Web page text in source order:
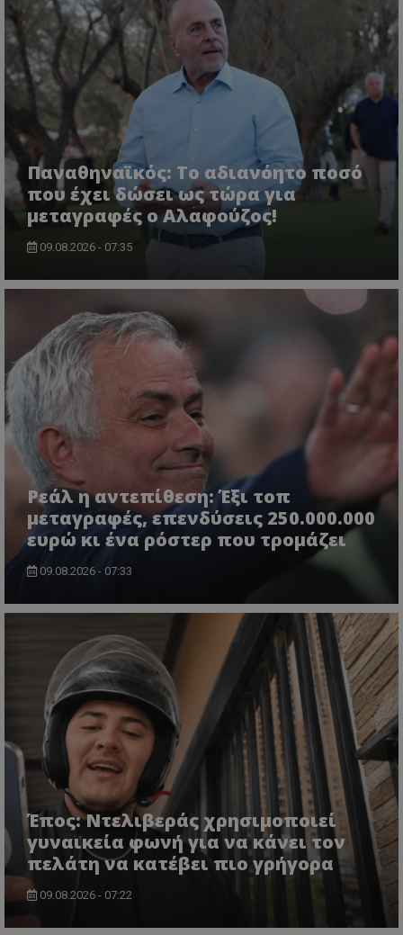
Παναθηναϊκός: Το αδιανόητο ποσό
που έχει δώσει ως τώρα για
μεταγραφές ο Αλαφούζος!
09.08.2026 - 07:35
Ρεάλ η αντεπίθεση: Έξι τοπ
μεταγραφές, επενδύσεις 250.000.000
ευρώ κι ένα ρόστερ που τρομάζει
09.08.2026 - 07:33
Έπος: Ντελιβεράς χρησιμοποιεί
γυναικεία φωνή για να κάνει τον
πελάτη να κατέβει πιο γρήγορα
09.08.2026 - 07:22